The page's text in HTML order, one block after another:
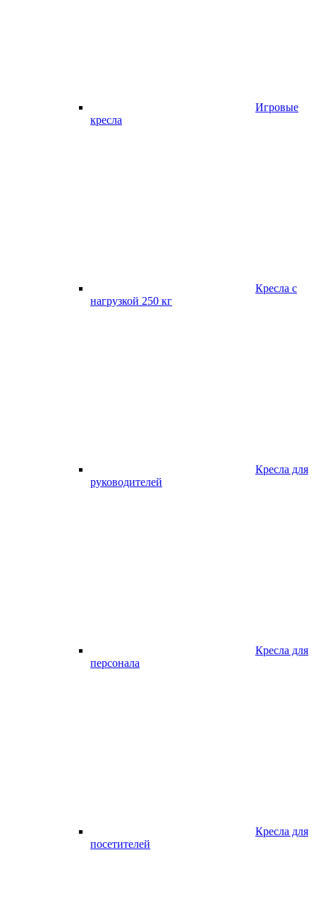
Игровые
кресла
Кресла с
нагрузкой 250 кг
Кресла для
руководителей
Кресла для
персонала
Кресла для
посетителей